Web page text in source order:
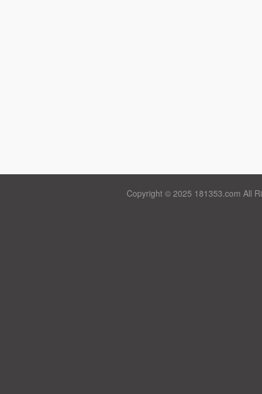
Copyright © 2025 181353.com All